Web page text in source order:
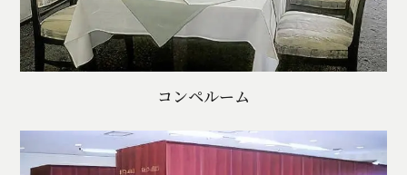
コンペルーム